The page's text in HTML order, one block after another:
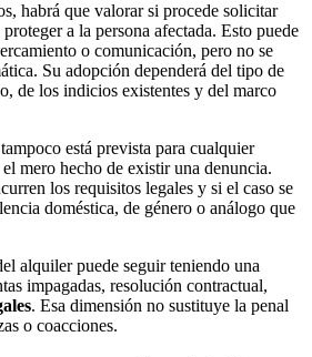
habrá que valorar si procede solicitar
proteger a la persona afectada. Esto puede
o comunicación, pero no se
Su adopción dependerá del tipo de
de los indicios existentes y del marco
tampoco está prevista para cualquier
mero hecho de existir una denuncia.
los requisitos legales y si el caso se
doméstica, de género o análogo que
alquiler puede seguir teniendo una
impagadas, resolución contractual,
. Esa dimensión no sustituye la penal
o coacciones.